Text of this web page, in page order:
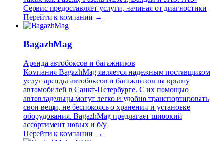
Сервис предоставляет услуги, начиная от диагностики
Перейти к компании →
BagazhMag
Аренда автобоксов и багажников
Компания BagazhMag является надежным поставщиком
услуг аренды автобоксов и багажников на крышу
автомобилей в Санкт-Петербурге. С их помощью
автовладельцы могут легко и удобно транспортировать
свои вещи, не беспокоясь о хранении и установке
оборудования. BagazhMag предлагает широкий
ассортимент новых и б/у
Перейти к компании →